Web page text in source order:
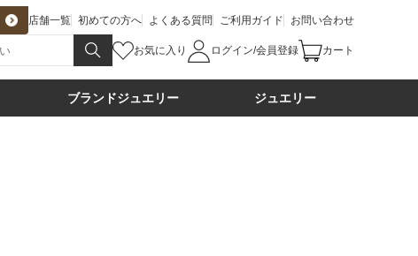
店舗一覧 初めての方へ よくある質問 ご利用ガイド お問い合わせ
お気に入り ログイン/会員登録 カート
ブランドジュエリー ジュエリー